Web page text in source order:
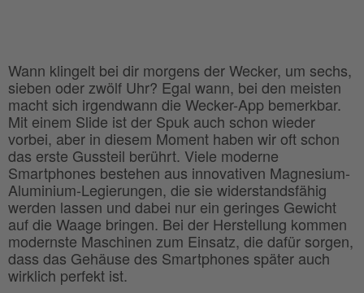
Wann klingelt bei dir morgens der Wecker, um sechs,
sieben oder zwölf Uhr? Egal wann, bei den meisten
macht sich irgendwann die Wecker-App bemerkbar.
Mit einem Slide ist der Spuk auch schon wieder
vorbei, aber in diesem Moment haben wir oft schon
das erste Gussteil berührt. Viele moderne
Smartphones bestehen aus innovativen Magnesium-
Aluminium-Legierungen, die sie widerstandsfähig
werden lassen und dabei nur ein geringes Gewicht
auf die Waage bringen. Bei der Herstellung kommen
modernste Maschinen zum Einsatz, die dafür sorgen,
dass das Gehäuse des Smartphones später auch
wirklich perfekt ist.